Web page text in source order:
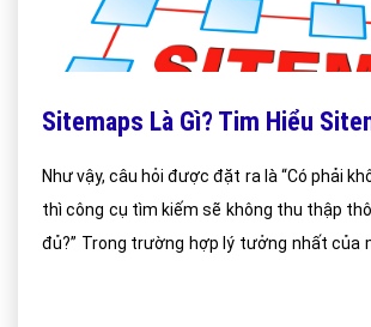
Sitemaps Là Gì? Tim Hiểu
Như vậy, câu hỏi được đặt ra là “Có phải
thì công cụ tìm kiếm sẽ không thu thập
đủ?” Trong trường hợp lý tưởng nhất của